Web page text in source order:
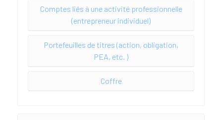
Comptes liés à une activité professionnelle
(entrepreneur individuel)
Portefeuilles de titres (action, obligation,
PEA, etc. )
Coffre